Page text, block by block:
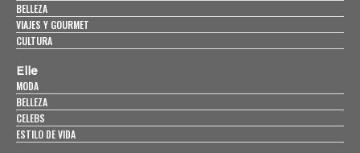
BELLEZA
VIAJES Y GOURMET
CULTURA
Elle
MODA
BELLEZA
CELEBS
ESTILO DE VIDA